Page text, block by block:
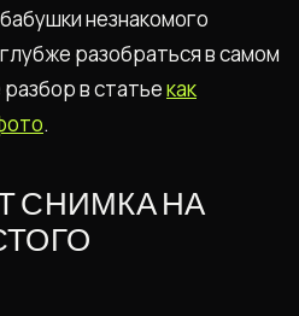
незнакомого
разобраться в самом
в статьекак
.
СНИМКА НА